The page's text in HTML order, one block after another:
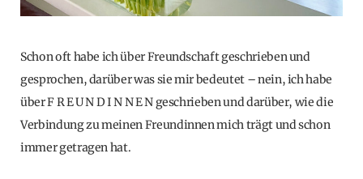
Schon oft habe ich über Freundschaft geschrieben und
gesprochen, darüber was sie mir bedeutet – nein, ich habe
über F R E U N D I N N E N geschrieben und darüber, wie die
Verbindung zu meinen Freundinnen mich trägt und schon
immer getragen hat.